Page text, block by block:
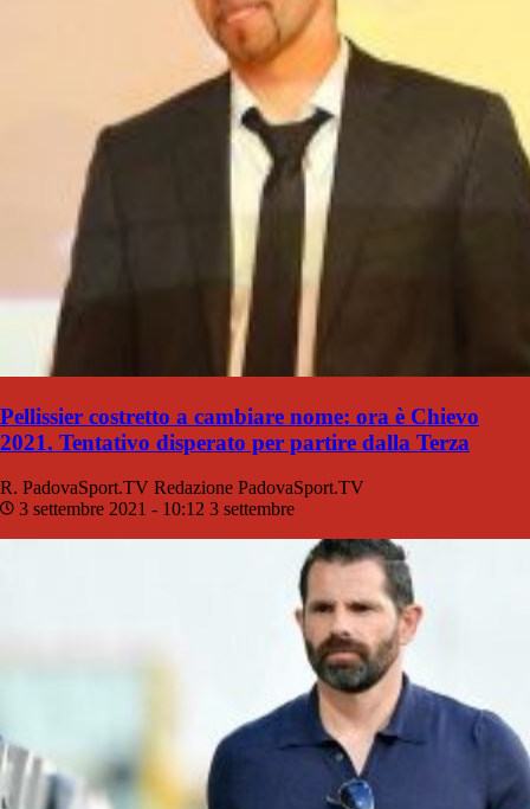
Pellissier costretto a cambiare nome: ora è Chievo
2021. Tentativo disperato per partire dalla Terza
R. PadovaSport.TV Redazione PadovaSport.TV
3 settembre 2021 - 10:12 3 settembre